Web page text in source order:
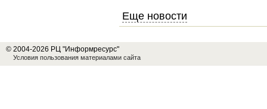
Еще новости
© 2004-2026 РЦ "Информресурс"
Условия пользования материалами сайта